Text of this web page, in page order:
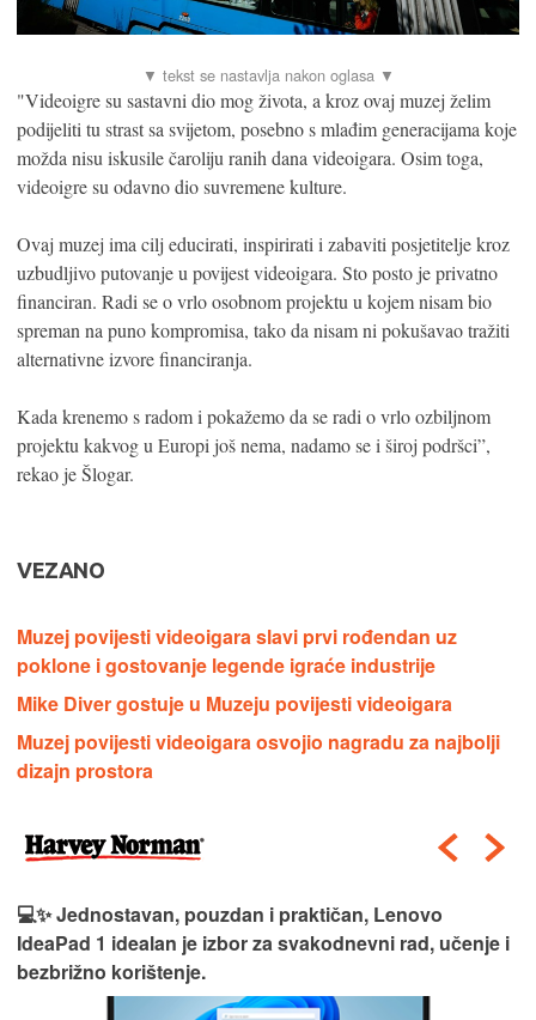
"Videoigre su sastavni dio mog života, a kroz ovaj muzej želim
podijeliti tu strast sa svijetom, posebno s mlađim generacijama koje
možda nisu iskusile čaroliju ranih dana videoigara. Osim toga,
videoigre su odavno dio suvremene kulture.
Ovaj muzej ima cilj educirati, inspirirati i zabaviti posjetitelje kroz
uzbudljivo putovanje u povijest videoigara. Sto posto je privatno
financiran. Radi se o vrlo osobnom projektu u kojem nisam bio
spreman na puno kompromisa, tako da nisam ni pokušavao tražiti
alternativne izvore financiranja.
Kada krenemo s radom i pokažemo da se radi o vrlo ozbiljnom
projektu kakvog u Europi još nema, nadamo se i široj podršci”,
rekao je Šlogar.
VEZANO
Muzej povijesti videoigara slavi prvi rođendan uz
poklone i gostovanje legende igraće industrije
Mike Diver gostuje u Muzeju povijesti videoigara
Muzej povijesti videoigara osvojio nagradu za najbolji
dizajn prostora
💻✨ Jednostavan, pouzdan i praktičan, Lenovo
IdeaPad 1 idealan je izbor za svakodnevni rad, učenje i
bezbrižno korištenje.